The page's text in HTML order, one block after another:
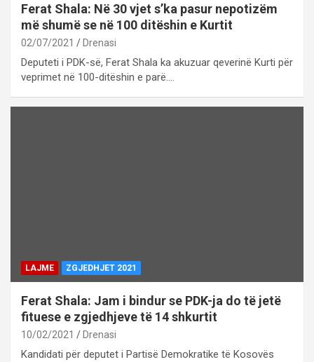
Ferat Shala: Në 30 vjet s’ka pasur nepotizëm
më shumë se në 100 ditëshin e Kurtit
02/07/2021 Drenasi
Deputeti i PDK-së, Ferat Shala ka akuzuar qeverinë Kurti për
veprimet në 100-ditëshin e parë.…
LAJME ZGJEDHJET 2021
Ferat Shala: Jam i bindur se PDK-ja do të jetë
fituese e zgjedhjeve të 14 shkurtit
10/02/2021 Drenasi
Kandidati për deputet i Partisë Demokratike të Kosovës